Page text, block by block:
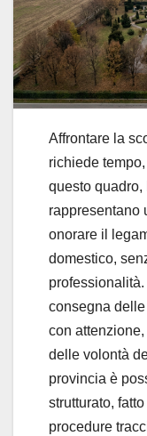
Affrontare la
richiede
questo quadro,
rappresentano
onorare il
domestico,
consegna
con
delle volontà
provincia è
strutturato,
procedure